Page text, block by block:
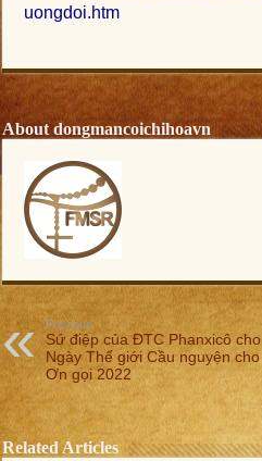
uongdoi.htm
About dongmancoichihoavn
Previous
Sứ điệp của ĐTC Phanxicô cho
Ngày Thế giới Cầu nguyện cho
Ơn gọi 2022
Related Articles